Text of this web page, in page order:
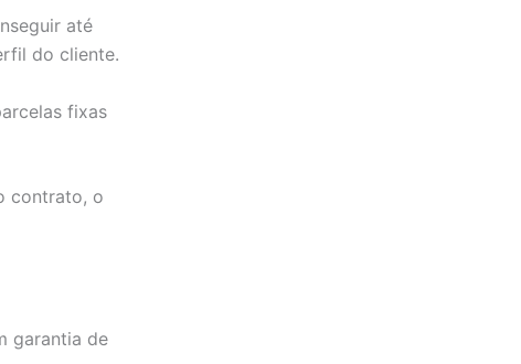
até
do cliente.
fixas
contrato, o
garantia de